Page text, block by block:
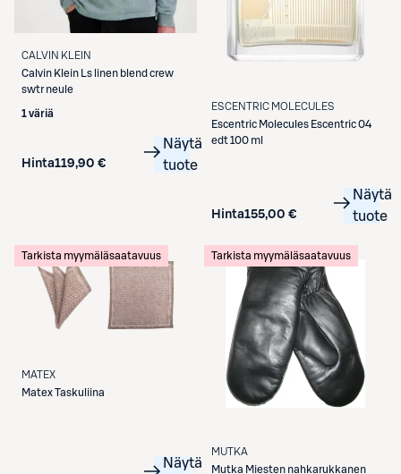
CALVIN KLEIN
Calvin Klein
Ls linen blend crew
swtr neule
1 väriä
Hinta119,90 €
Näytä
tuote
ESCENTRIC MOLECULES
Escentric Molecules Escentric 04
edt 100 ml
Hinta155,00 €
Näytä
tuote
Tarkista myymäläsaatavuus
MATEX
MatexTaskuliina
Näytä
Tarkista myymäläsaatavuus
MUTKA
Mutka Miesten nahkarukkanen